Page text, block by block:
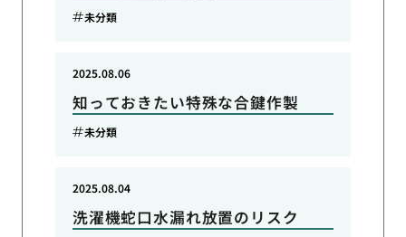
未分類
知っておきたい特殊な合鍵作製
2025.08.06
未分類
洗濯機蛇口水漏れ放置のリスク
2025.08.04